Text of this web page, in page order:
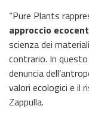
“Pure Plants
approccio
scienza dei
contrario. In
denuncia
valori ecologici e il
Zappulla.